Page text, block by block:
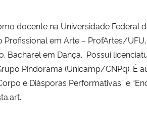
docente na Universidade Federal
em Arte – ProfArtes/
Bacharel em Dança. Possui
Pindorama (Unicamp/CNPq). É
e Diásporas Performativas” e